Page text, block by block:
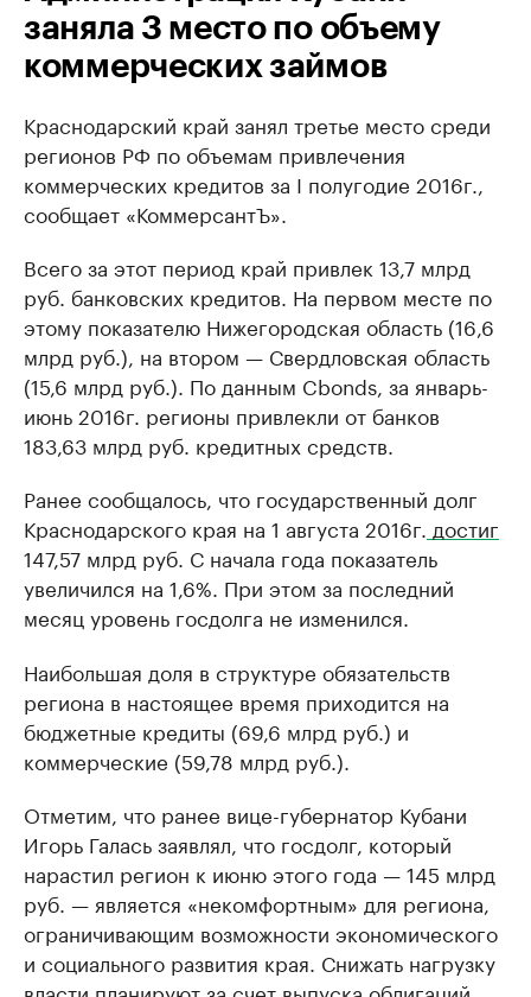
заняла 3 место по объему
коммерческих займов
Краснодарский край занял третье место среди
регионов РФ по объемам привлечения
коммерческих кредитов за I полугодие 2016г.,
сообщает «КоммерсантЪ».
Всего за этот период край привлек 13,7 млрд
руб. банковских кредитов. На первом месте по
этому показателю Нижегородская область (16,6
млрд руб.), на втором — Свердловская область
(15,6 млрд руб.). По данным Cbonds, за январь-
июнь 2016г. регионы привлекли от банков
183,63 млрд руб. кредитных средств.
Ранее сообщалось, что государственный долг
Краснодарского края на 1 августа 2016г. достиг
147,57 млрд руб. С начала года показатель
увеличился на 1,6%. При этом за последний
месяц уровень госдолга не изменился.
Наибольшая доля в структуре обязательств
региона в настоящее время приходится на
бюджетные кредиты (69,6 млрд руб.) и
коммерческие (59,78 млрд руб.).
Отметим, что ранее вице-губернатор Кубани
Игорь Галась заявлял, что госдолг, который
нарастил регион к июню этого года — 145 млрд
руб. — является «некомфортным» для региона,
ограничивающим возможности экономического
и социального развития края. Снижать нагрузку